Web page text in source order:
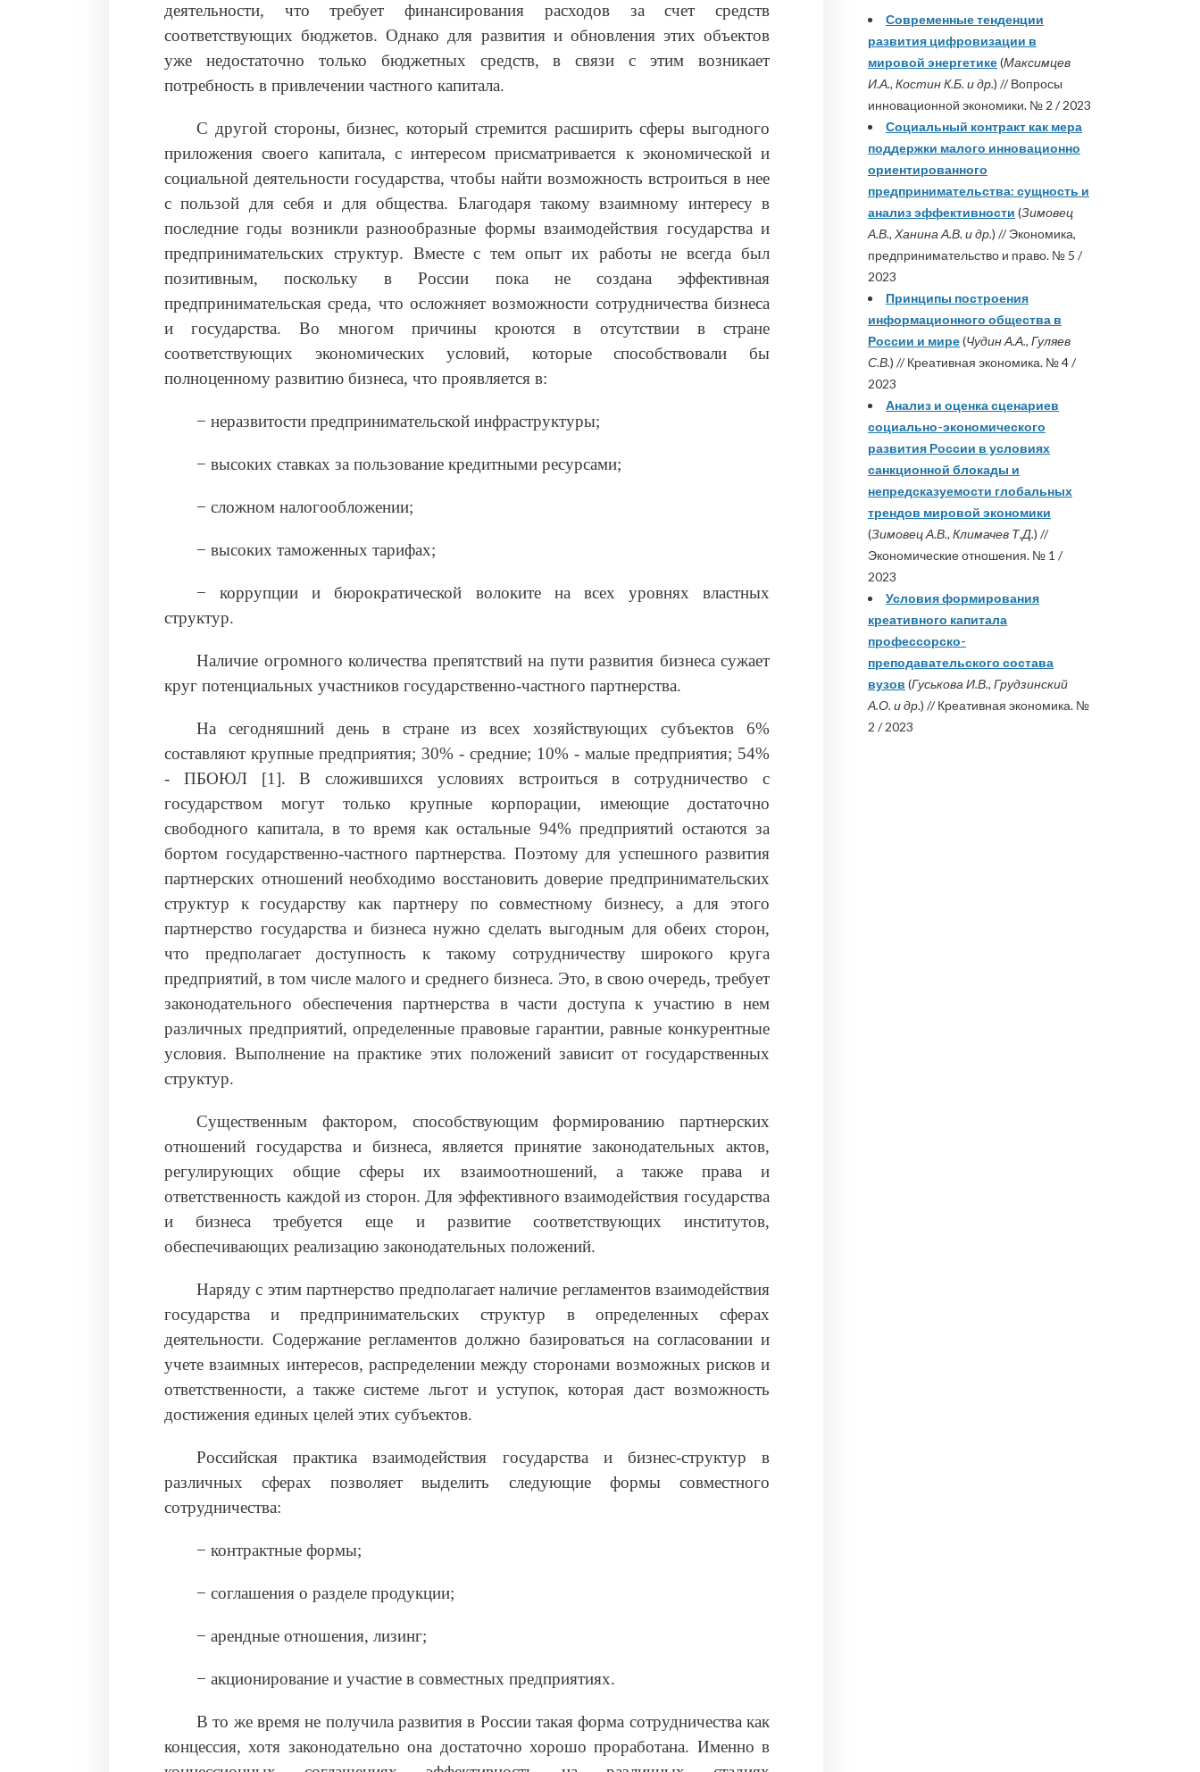
деятельности, что требует финансирования расходов за счет средств
соответствующих бюджетов. Однако для развития и обновления этих объектов
уже недостаточно только бюджетных средств, в связи с этим возникает
потребность в привлечении частного капитала.
С другой стороны, бизнес, который стремится расширить сферы выгодного
приложения своего капитала, с интересом присматривается к экономической и
социальной деятельности государства, чтобы найти возможность встроиться в нее
с пользой для себя и для общества. Благодаря такому взаимному интересу в
последние годы возникли разнообразные формы взаимодействия государства и
предпринимательских структур. Вместе с тем опыт их работы не всегда был
позитивным, поскольку в России пока не создана эффективная
предпринимательская среда, что осложняет возможности сотрудничества бизнеса
и государства. Во многом причины кроются в отсутствии в стране
соответствующих экономических условий, которые способствовали бы
полноценному развитию бизнеса, что проявляется в:
− неразвитости предпринимательской инфраструктуры;
− высоких ставках за пользование кредитными ресурсами;
− сложном налогообложении;
− высоких таможенных тарифах;
− коррупции и бюрократической волоките на всех уровнях властных
структур.
Наличие огромного количества препятствий на пути развития бизнеса сужает
круг потенциальных участников государственно-частного партнерства.
На сегодняшний день в стране из всех хозяйствующих субъектов 6%
составляют крупные предприятия; 30% - средние; 10% - малые предприятия; 54%
- ПБОЮЛ [1]. В сложившихся условиях встроиться в сотрудничество с
государством могут только крупные корпорации, имеющие достаточно
свободного капитала, в то время как остальные 94% предприятий остаются за
бортом государственно-частного партнерства. Поэтому для успешного развития
партнерских отношений необходимо восстановить доверие предпринимательских
структур к государству как партнеру по совместному бизнесу, а для этого
партнерство государства и бизнеса нужно сделать выгодным для обеих сторон,
что предполагает доступность к такому сотрудничеству широкого круга
предприятий, в том числе малого и среднего бизнеса. Это, в свою очередь, требует
законодательного обеспечения партнерства в части доступа к участию в нем
различных предприятий, определенные правовые гарантии, равные конкурентные
условия. Выполнение на практике этих положений зависит от государственных
структур.
Существенным фактором, способствующим формированию партнерских
отношений государства и бизнеса, является принятие законодательных актов,
регулирующих общие сферы их взаимоотношений, а также права и
ответственность каждой из сторон. Для эффективного взаимодействия государства
и бизнеса требуется еще и развитие соответствующих институтов,
обеспечивающих реализацию законодательных положений.
Наряду с этим партнерство предполагает наличие регламентов взаимодействия
государства и предпринимательских струк­тур в определенных сферах
деятельности. Содержание регламентов должно базироваться на согласовании и
учете взаимных интересов, распределении между сторонами возможных рисков и
ответствен­ности, а также системе льгот и уступок, которая даст возможность
достижения единых целей этих субъектов.
Российская практика взаимодействия государства и бизнес-структур в
различных сферах позволяет выделить следующие формы совместного
сотрудничества:
− контрактные формы;
− соглашения о разделе продукции;
− арендные отношения, лизинг;
− акционирование и участие в совместных предприятиях.
В то же время не получила развития в России такая форма сотрудничества как
концессия, хотя законодательно она достаточно хорошо проработана. Именно в
Современные тенденции
развития цифровизации в
мировой энергетике(Максимцев
И.А., Костин К.Б. и др.) // Вопросы
инновационной экономики. № 2 / 2023
Социальный контракт как мера
поддержки малого инновационно
ориентированного
предпринимательства: сущность и
анализ эффективности (Зимовец
А.В., Ханина А.В. и др.) // Экономика,
предпринимательство и право. № 5 /
2023
Принципы построения
информационного общества в
России и мире(Чудин А.А., Гуляев
С.В.) // Креативная экономика. № 4 /
2023
Анализ и оценка сценариев
социально-экономического
развития России в условиях
санкционной блокады и
непредсказуемости глобальных
трендов мировой экономики
(Зимовец А.В., Климачев Т.Д.) //
Экономические отношения. № 1 /
2023
Условия формирования
креативного капитала
профессорско-
преподавательского состава
вузов (Гуськова И.В., Грудзинский
А.О. и др.) // Креативная экономика. №
2 / 2023